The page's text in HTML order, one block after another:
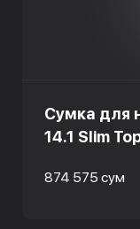
Сумка для
14.1 Slim
874 575 сум